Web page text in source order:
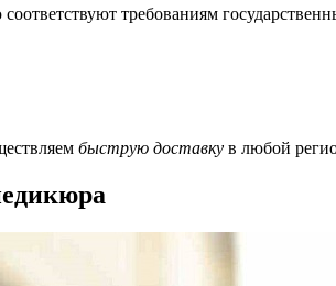
требованиям
быструю доставку в любой